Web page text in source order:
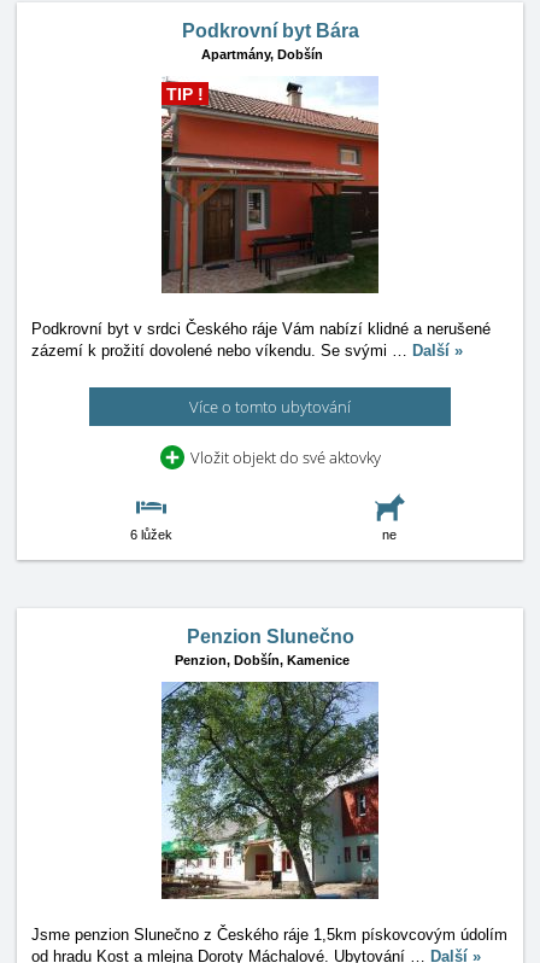
Podkrovní byt Bára
Apartmány, Dobšín
TIP !
Podkrovní byt v srdci Českého ráje Vám nabízí klidné a nerušené
zázemí k prožití dovolené nebo víkendu. Se svými … Další »
Více o tomto ubytování
Vložit objekt do své aktovky
6 lůžek ne
Penzion Slunečno
Penzion, Dobšín, Kamenice
Jsme penzion Slunečno z Českého ráje 1,5km pískovcovým údolím
od hradu Kost a mlejna Doroty Máchalové. Ubytování … Další »